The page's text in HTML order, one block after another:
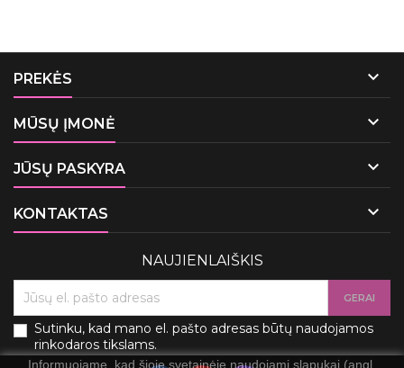
PREKĖS 
MŪSŲ ĮMONĖ 
JŪSŲ PASKYRA 
KONTAKTAS 
Informuojame, kad šioje svetainėje naudojami slapukai (angl.
NAUJIENLAIŠKIS
Sutinku, kad mano el. pašto adresas būtų naudojamos
rinkodaros tikslams.